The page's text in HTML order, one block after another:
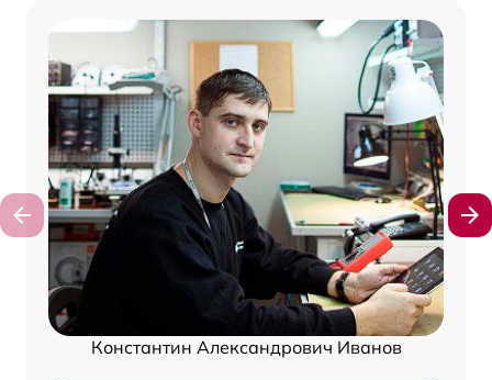
Константин Александрович Иванов